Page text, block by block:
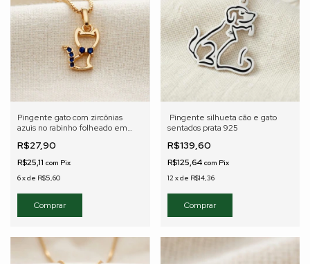
Pingente gato com zircônias
azuis no rabinho folheado em
R$27,90
R$25,11 com Pix
6xde R$5,60
Pingente silhueta cão e gato
sentados prata 925
R$139,60
R$125,64 com Pix
12 xde R$14,36